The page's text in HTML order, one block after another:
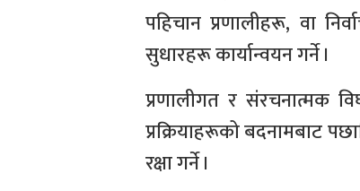
पहिचान प्रणालीहरू, वा
सुधारहरू कार्यान्वयन गर्ने ।
प्रणालीगत र संरचनात्मक
प्रक्रियाहरूको बदनामबाट
रक्षा गर्ने ।